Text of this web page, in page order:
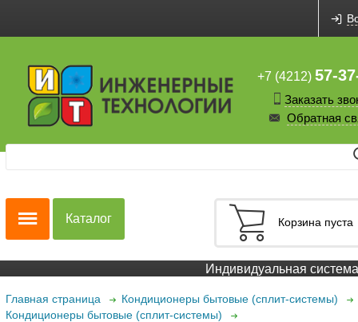
+7 (4212) 57-
Заказать
Обратная
Корзина пуста
Каталог
Индивидуальная система
Главная страница
Кондиционеры бытовые (сплит-системы)
Кондиционеры бытовые (сплит-системы)